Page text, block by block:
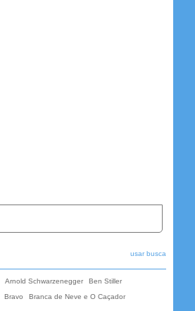
usar busca
Arnold Schwarzenegger
Ben Stiller
Bravo Branca de Neve e O Caçador